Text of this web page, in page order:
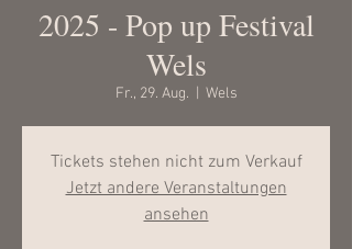
2025 - Pop up Festival
Wels
Fr., 29. Aug. Wels
Tickets stehen nicht zum Verkauf
Jetzt andere Veranstaltungen
ansehen